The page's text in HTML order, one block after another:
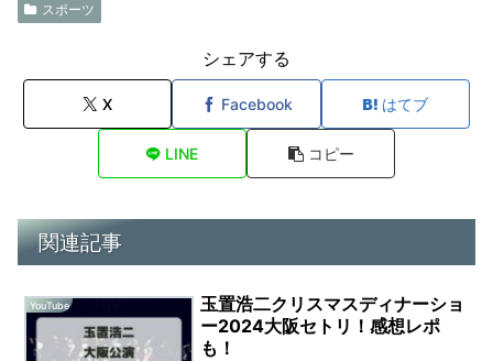
スポーツ
シェアする
X Facebook はてブ
LINE コピー
関連記事
YouTube
玉置浩二クリスマスディナーショ
ー2024大阪セトリ！感想レポ
も！